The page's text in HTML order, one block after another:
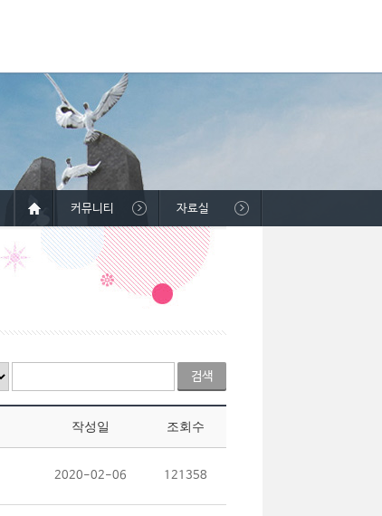
커뮤니티 자료실
작성일 조회수
2020-02-06 121358